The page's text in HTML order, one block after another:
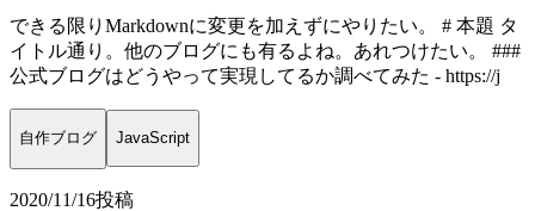
できる限りMarkdownに変更を加えずにやりたい。 # 本題 タ
イトル通り。他のブログにも有るよね。あれつけたい。 ###
公式ブログはどうやって実現してるか調べてみた - https://j
自作ブログ JavaScript
2020/11/16投稿